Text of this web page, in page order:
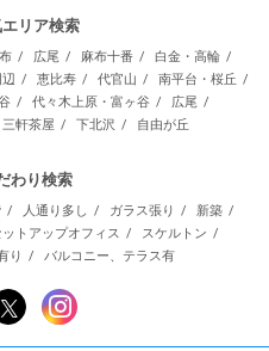
リア検索
広尾 麻布十番
白金・高輪
恵比寿 代官山
南平台・桜丘
代々木上原・富ヶ谷
広尾
三軒茶屋 下北沢 自由が丘
わり検索
人通り多し ガラス張り
新築
ットアップオフィス
スケルトン
り バルコニー、テラス有